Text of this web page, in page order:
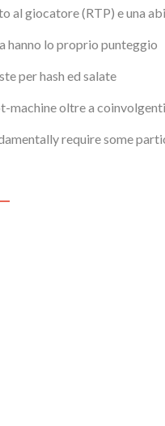
能
应
用，
用
莺
AI
al giocatore (RTP) e una
hanno lo proprio punteggio
per hash ed salate
machine oltre a coinvolgenti
require some